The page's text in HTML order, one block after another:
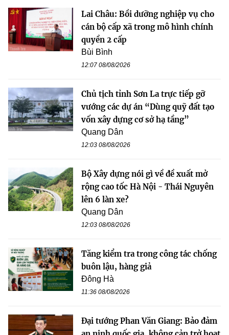
Lai Châu: Bồi dưỡng nghiệp vụ cho
cán bộ cấp xã trong mô hình chính
quyền 2 cấp
Bùi Bình
12:07 08/08/2026
Chủ tịch tỉnh Sơn La trực tiếp gỡ
vướng các dự án “Dùng quỹ đất tạo
vốn xây dựng cơ sở hạ tầng”
Quang Dân
12:03 08/08/2026
Bộ Xây dựng nói gì về đề xuất mở
rộng cao tốc Hà Nội - Thái Nguyên
lên 6 làn xe?
Quang Dân
12:03 08/08/2026
Tăng kiểm tra trong công tác chống
buôn lậu, hàng giả
Đông Hà
11:36 08/08/2026
Đại tướng Phan Văn Giang: Bảo đảm